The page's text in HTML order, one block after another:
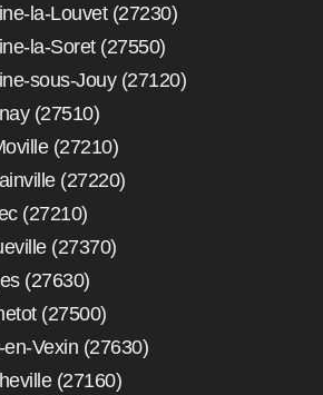
la-Louvet (27230)
la-Soret (27550)
sous-Jouy (27120)
(27510)
(27210)
(27220)
(27210)
(27370)
(27630)
(27500)
Vexin (27630)
(27160)